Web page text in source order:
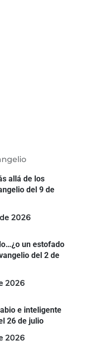
allá de los
del 9 de
2026
un estofado
del 2 de
2026
e inteligente
26 de julio
2026